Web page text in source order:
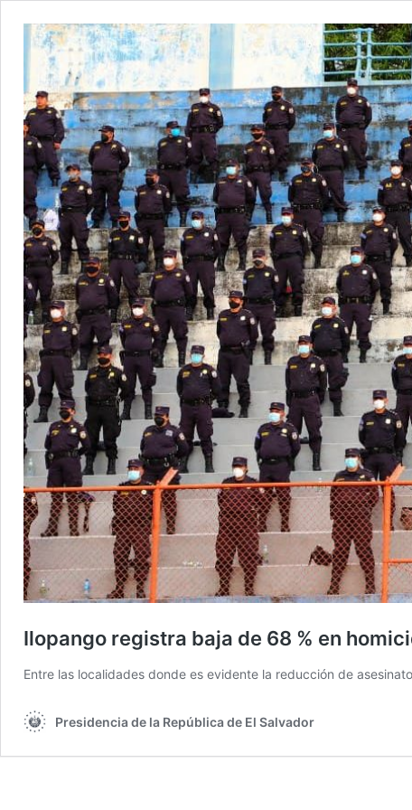
Ilopango registra baja de 68 % en
Entre las localidades donde es evidente la reducción de
Presidencia de la República de El Salvador